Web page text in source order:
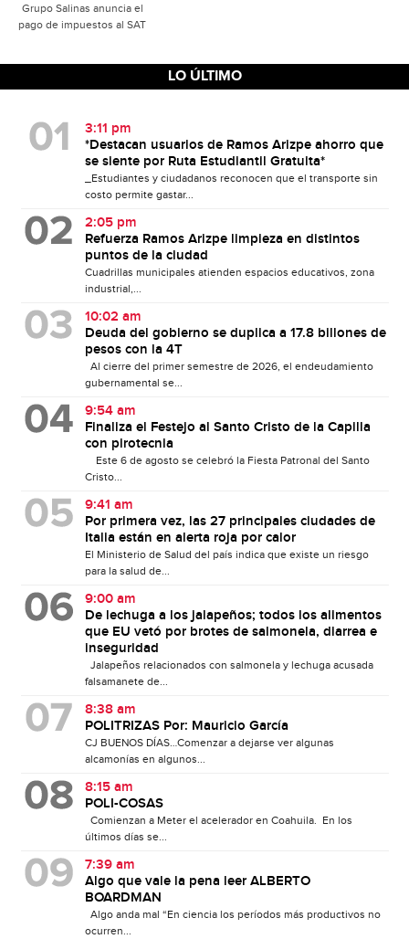
Grupo Salinas anuncia el
pago de impuestos al SAT
LO ÚLTIMO
3:11 pm
*Destacan usuarios de Ramos Arizpe ahorro que
se siente por Ruta Estudiantil Gratuita*
_Estudiantes y ciudadanos reconocen que el transporte sin
costo permite gastar...
2:05 pm
Refuerza Ramos Arizpe limpieza en distintos
puntos de la ciudad
Cuadrillas municipales atienden espacios educativos, zona
industrial,...
10:02 am
Deuda del gobierno se duplica a 17.8 billones de
pesos con la 4T
Al cierre del primer semestre de 2026, el endeudamiento
gubernamental se...
9:54 am
Finaliza el Festejo al Santo Cristo de la Capilla
con pirotecnia
Este 6 de agosto se celebró la Fiesta Patronal del Santo
Cristo...
9:41 am
Por primera vez, las 27 principales ciudades de
Italia están en alerta roja por calor
El Ministerio de Salud del país indica que existe un riesgo
para la salud de...
9:00 am
De lechuga a los jalapeños; todos los alimentos
que EU vetó por brotes de salmonela, diarrea e
inseguridad
Jalapeños relacionados con salmonela y lechuga acusada
falsamanete de...
8:38 am
POLITRIZAS Por: Mauricio García
CJ BUENOS DÍAS…Comenzar a dejarse ver algunas
alcamonías en algunos...
8:15 am
POLI-COSAS
Comienzan a Meter el acelerador en Coahuila. En los
últimos días se...
7:39 am
Algo que vale la pena leer ALBERTO
BOARDMAN
Algo anda mal “En ciencia los períodos más productivos no
ocurren...